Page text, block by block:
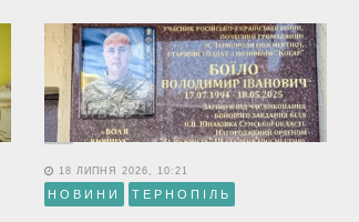
18 ЛИПНЯ 2026, 10:21
НОВИНИ ТЕРНОПІЛЬ